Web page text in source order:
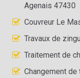
Agenais 47430
Couvreur Le
Travaux de
Traitement de
Changement